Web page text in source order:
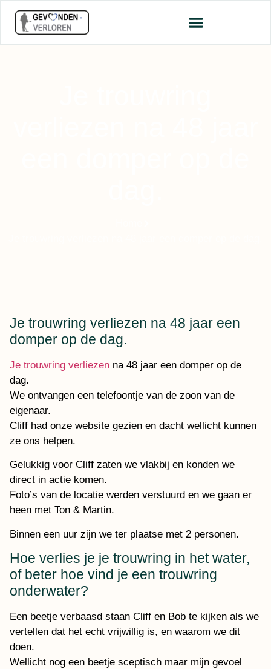
Je trouwring verliezen na 48 jaar een
domper op de dag.
Je trouwring verliezen na 48 jaar een domper op de
dag.
We ontvangen een telefoontje van de zoon van de
eigenaar.
Cliff had onze website gezien en dacht wellicht kunnen
ze ons helpen.
Gelukkig voor Cliff zaten we vlakbij en konden we
direct in actie komen.
Foto’s van de locatie werden verstuurd en we gaan er
heen met Ton & Martin.
Binnen een uur zijn we ter plaatse met 2 personen.
Hoe verlies je je trouwring in het water,
of beter hoe vind je een trouwring
onderwater?
Een beetje verbaasd staan Cliff en Bob te kijken als we
vertellen dat het echt vrijwillig is, en waarom we dit
doen.
Wellicht nog een beetje sceptisch maar mijn gevoel